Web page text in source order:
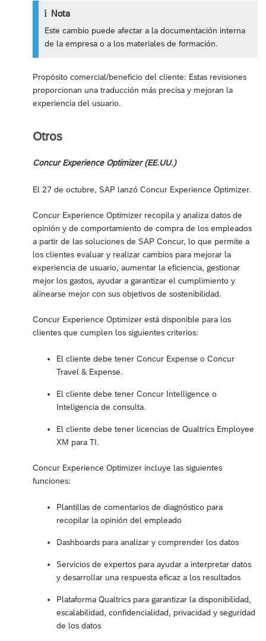
Nota
Este cambio puede afectar a la documentación interna
de la empresa o a los materiales de formación.
Propósito comercial/beneficio del cliente: Estas revisiones
proporcionan una traducción más precisa y mejoran la
experiencia del usuario.
Otros
Concur Experience Optimizer (EE.UU.)
El 27 de octubre, SAP lanzó Concur Experience Optimizer.
Concur Experience Optimizer recopila y analiza datos de
opinión y de comportamiento de compra de los empleados
a partir de las soluciones de SAP Concur, lo que permite a
los clientes evaluar y realizar cambios para mejorar la
experiencia de usuario, aumentar la eficiencia, gestionar
mejor los gastos, ayudar a garantizar el cumplimiento y
alinearse mejor con sus objetivos de sostenibilidad.
Concur Experience Optimizer está disponible para los
clientes que cumplen los siguientes criterios:
El cliente debe tener Concur Expense o Concur
Travel & Expense.
El cliente debe tener Concur Intelligence o
Inteligencia de consulta.
El cliente debe tener licencias de Qualtrics Employee
XM para TI.
Concur Experience Optimizer incluye las siguientes
funciones:
Plantillas de comentarios de diagnóstico para
recopilar la opinión del empleado
Dashboards para analizar y comprender los datos
Servicios de expertos para ayudar a interpretar datos
y desarrollar una respuesta eficaz a los resultados
Plataforma Qualtrics para garantizar la disponibilidad,
escalabilidad, confidencialidad, privacidad y seguridad
de los datos